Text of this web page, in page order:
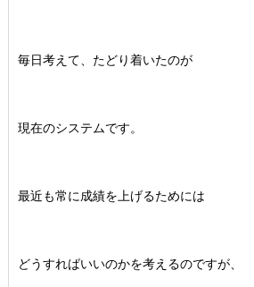
毎日考えて、たどり着いたのが
現在のシステムです。
最近も常に成績を上げるためには
どうすればいいのかを考えるのですが、